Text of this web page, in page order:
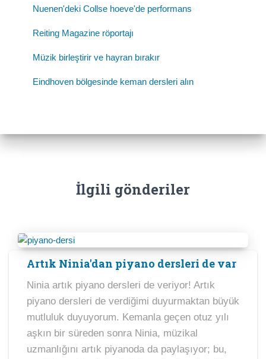
Nuenen'deki Collse hoeve'de performans
Reiting Magazine röportajı
Müzik birleştirir ve hayran bırakır
Eindhoven bölgesinde keman dersleri alın
İlgili gönderiler
Artık Ninia'dan piyano dersleri de var
Ninia artık piyano dersleri de veriyor! Artık
piyano dersleri de verdiğimi duyurmaktan büyük
mutluluk duyuyorum. Kemanla geçen otuz yılı
aşkın bir süreden sonra Ninia, müzikal
uzmanlığını artık piyanoda da paylaşıyor; bu,